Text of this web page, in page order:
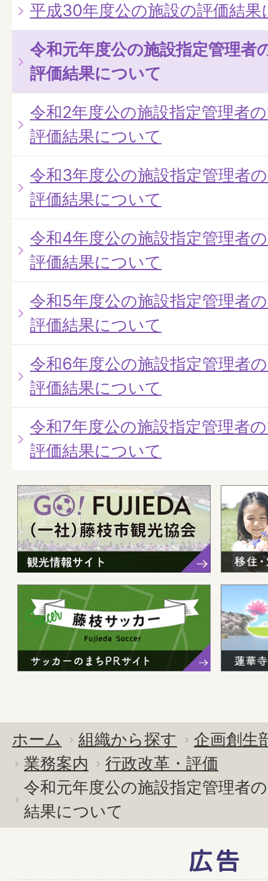
平成30年度公の施設の評価結果
令和元年度公の施設指定管理者
評価結果について
令和2年度公の施設指定管理者
評価結果について
令和3年度公の施設指定管理者
評価結果について
令和4年度公の施設指定管理者
評価結果について
令和5年度公の施設指定管理者
評価結果について
令和6年度公の施設指定管理者
評価結果について
令和7年度公の施設指定管理者
評価結果について
ホーム 組織から探す
企画創生
業務案内
行政改革・評価
令和元年度公の施設指定管理者
結果について
広告